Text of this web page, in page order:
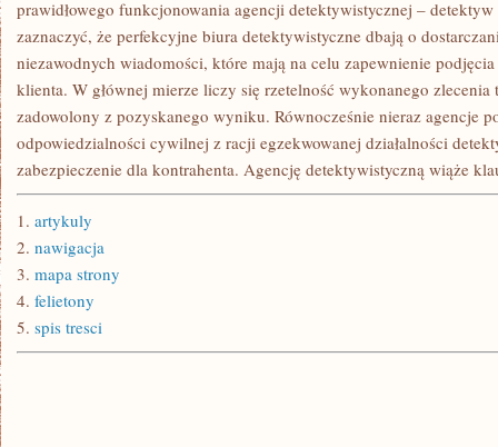
prawidłowego funkcjonowania agencji detektywistycznej – detektyw
zaznaczyć, że perfekcyjne biura detektywistyczne dbają o
niezawodnych wiadomości, które mają na celu zapewnienie
klienta. W głównej mierze liczy się rzetelność wykonanego zlecenia
zadowolony z pozyskanego wyniku. Równocześnie nieraz agencje
odpowiedzialności cywilnej z racji egzekwowanej działalności
zabezpieczenie dla kontrahenta. Agencję detektywistyczną wiąże
1. artykuly
2. nawigacja
3. mapa strony
4. felietony
5. spis tresci